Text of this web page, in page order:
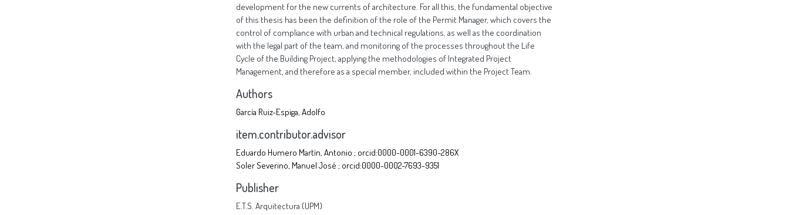
development for the new currents of architecture. For all this, the fundamental objective
of this thesis has been the definition of the role of the Permit Manager, which covers the
control of compliance with urban and technical regulations, as well as the coordination
with the legal part of the team, and monitoring of the processes throughout the Life
Cycle of the Building Project, applying the methodologies of Integrated Project
Management, and therefore as a special member, included within the Project Team.
Authors
García Ruiz-Espiga, Adolfo
item.contributor.advisor
Eduardo Humero Martín, Antonio ; orcid:0000-0001-6390-286X
Soler Severino, Manuel José ; orcid:0000-0002-7693-9351
Publisher
E.T.S. Arquitectura (UPM)